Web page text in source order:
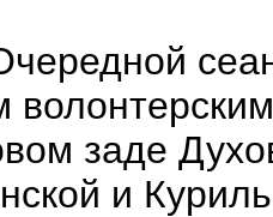
заде
и